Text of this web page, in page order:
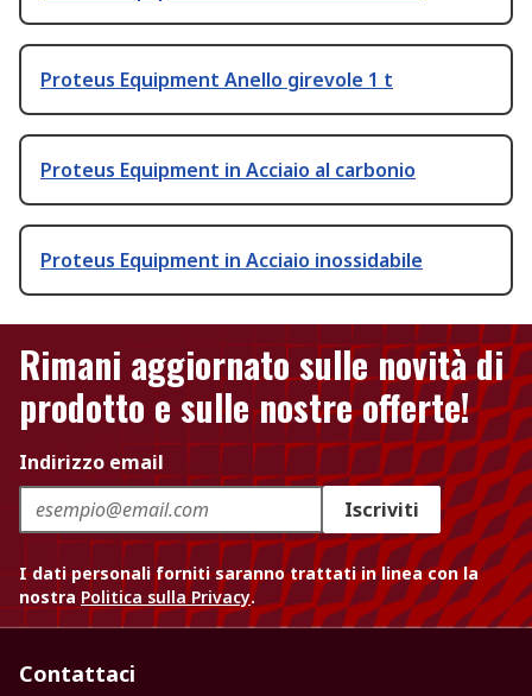
Proteus Equipment Anello girevole 1 t
Proteus Equipment in Acciaio al carbonio
Proteus Equipment in Acciaio inossidabile
Rimani aggiornato sulle novità di
prodotto e sulle nostre offerte!
Indirizzo email
Iscriviti
I dati personali forniti saranno trattati in linea con la
nostra Politica sulla Privacy.
Contattaci